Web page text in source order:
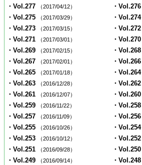
・Vol.277 （2017/04/12） ・Vol.276
・Vol.275 （2017/03/29） ・Vol.274
・Vol.273 （2017/03/15） ・Vol.272
・Vol.271 （2017/03/01） ・Vol.270
・Vol.269 （2017/02/15） ・Vol.268
・Vol.267 （2017/02/01） ・Vol.266
・Vol.265 （2017/01/18） ・Vol.264
・Vol.263 （2016/12/28） ・Vol.262
・Vol.261 （2016/12/07） ・Vol.260
・Vol.259 （2016/11/22） ・Vol.258
・Vol.257 （2016/11/09） ・Vol.256
・Vol.255 （2016/10/26） ・Vol.254
・Vol.253 （2016/10/12） ・Vol.252
・Vol.251 （2016/09/28） ・Vol.250
・Vol.249 （2016/09/14） ・Vol.248